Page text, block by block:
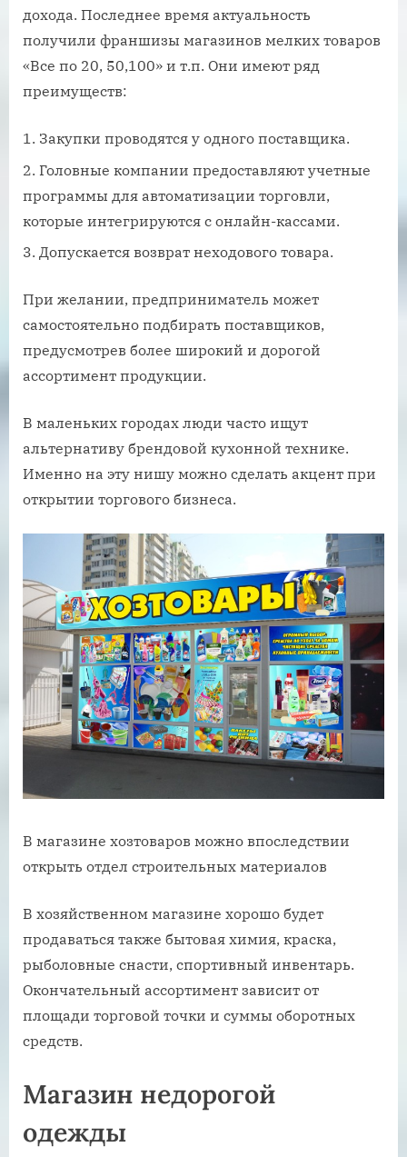
дохода. Последнее время актуальность
получили франшизы магазинов мелких товаров
«Все по 20, 50,100» и т.п. Они имеют ряд
преимуществ:
Закупки проводятся у одного поставщика.
Головные компании предоставляют учетные
программы для автоматизации торговли,
которые интегрируются с онлайн-кассами.
Допускается возврат неходового товара.
При желании, предприниматель может
самостоятельно подбирать поставщиков,
предусмотрев более широкий и дорогой
ассортимент продукции.
В маленьких городах люди часто ищут
альтернативу брендовой кухонной технике.
Именно на эту нишу можно сделать акцент при
открытии торгового бизнеса.
В магазине хозтоваров можно впоследствии
открыть отдел строительных материалов
В хозяйственном магазине хорошо будет
продаваться также бытовая химия, краска,
рыболовные снасти, спортивный инвентарь.
Окончательный ассортимент зависит от
площади торговой точки и суммы оборотных
средств.
Магазин недорогой
одежды